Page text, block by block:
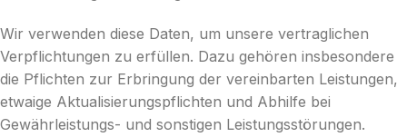
Wir verwenden diese Daten, um unsere vertraglichen
Verpflichtungen zu erfüllen. Dazu gehören insbesondere
die Pflichten zur Erbringung der vereinbarten Leistungen,
etwaige Aktualisierungspflichten und Abhilfe bei
Gewährleistungs- und sonstigen Leistungsstörungen.